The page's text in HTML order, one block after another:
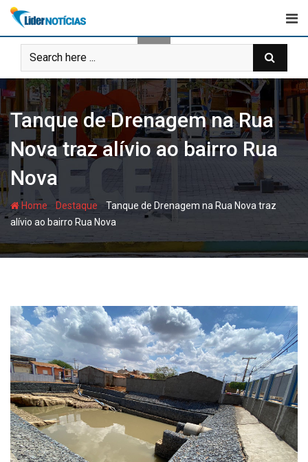
Skip
content
Tanque de Drenagem na Rua
Nova traz alívio ao bairro Rua
Nova
Home - Destaque -Tanque de Drenagem na Rua Nova traz
alívio ao bairro Rua Nova